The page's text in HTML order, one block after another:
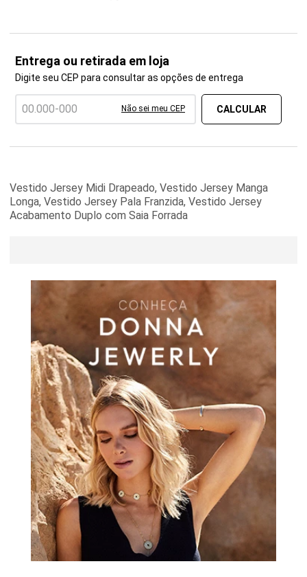
Entrega ou retirada em loja
Digite seu CEP para consultar as opções de entrega
Não sei meu CEP
Vestido Jersey Midi Drapeado, Vestido Jersey Manga
Longa, Vestido Jersey Pala Franzida, Vestido Jersey
Acabamento Duplo com Saia Forrada